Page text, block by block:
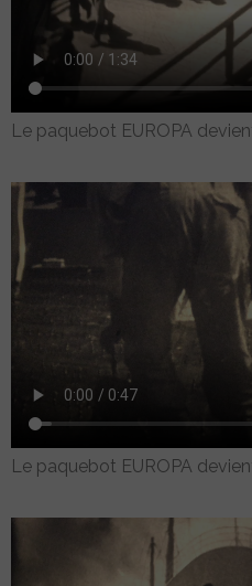
Le paquebot EUROPA
Le paquebot EUROPA